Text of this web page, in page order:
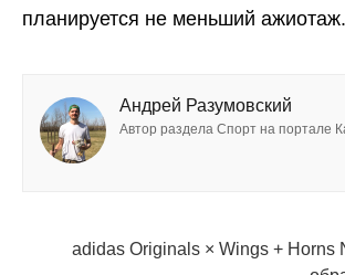
планируется не меньший ажиотаж.
Андрей Разумовский
Автор раздела Спорт на портале
adidas Originals × Wings + Horns